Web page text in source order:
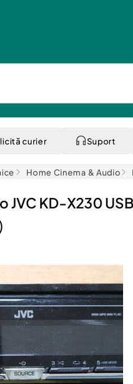
curier Suport
Home Cinema & Audio
JVC KD-X230